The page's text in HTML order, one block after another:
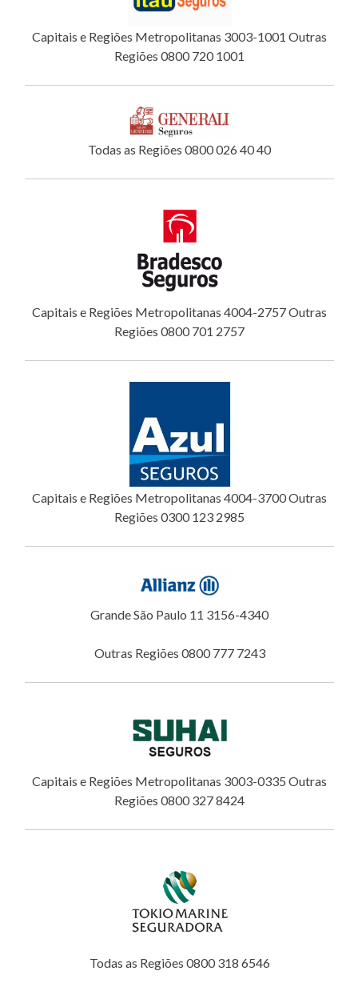
Capitais e Regiões Metropolitanas 3003-1001 Outras
Regiões 0800 720 1001
Todas as Regiões 0800 026 40 40
Capitais e Regiões Metropolitanas 4004-2757 Outras
Regiões 0800 701 2757
Capitais e Regiões Metropolitanas 4004-3700 Outras
Regiões 0300 123 2985
Grande São Paulo 11 3156-4340
Outras Regiões 0800 777 7243
Capitais e Regiões Metropolitanas 3003-0335 Outras
Regiões 0800 327 8424
Todas as Regiões 0800 318 6546